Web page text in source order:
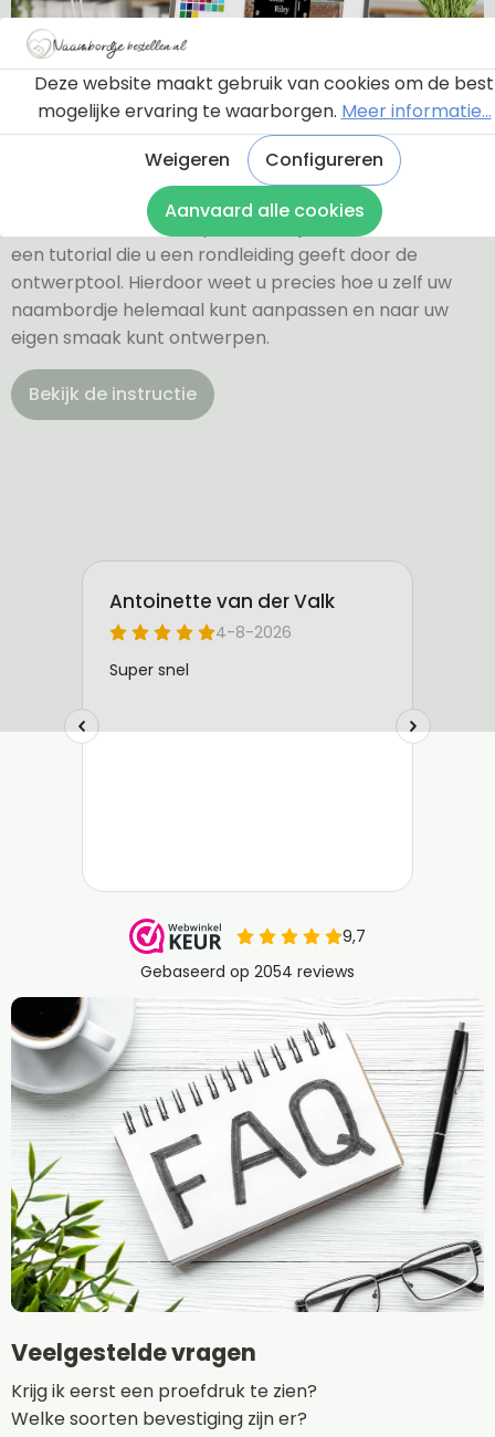
Ontwerptool
Via onderstaande knop komt u bij een instructie en
een tutorial die u een rondleiding geeft door de
ontwerptool. Hierdoor weet u precies hoe u zelf uw
naambordje helemaal kunt aanpassen en naar uw
eigen smaak kunt ontwerpen.
Bekijk de instructie
Veelgestelde vragen
Krijg ik eerst een proefdruk te zien?
Welke soorten bevestiging zijn er?
Deze website maakt gebruik van cookies om de best
mogelijke ervaring te waarborgen. Meer informatie...
Weigeren
Configureren
Aanvaard alle cookies